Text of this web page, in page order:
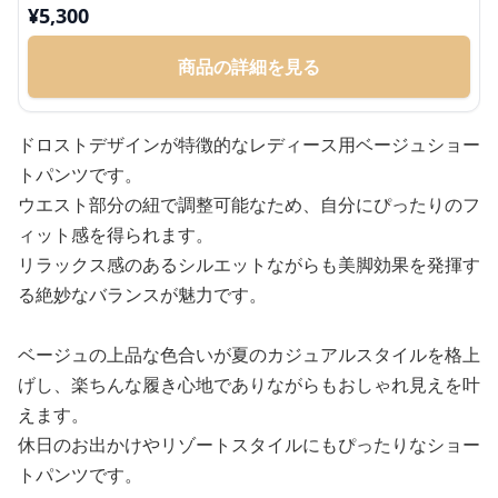
¥5,300
商品の詳細を見る
ドロストデザインが特徴的なレディース用ベージュショー
トパンツです。
ウエスト部分の紐で調整可能なため、自分にぴったりのフ
ィット感を得られます。
リラックス感のあるシルエットながらも美脚効果を発揮す
る絶妙なバランスが魅力です。
ベージュの上品な色合いが夏のカジュアルスタイルを格上
げし、楽ちんな履き心地でありながらもおしゃれ見えを叶
えます。
休日のお出かけやリゾートスタイルにもぴったりなショー
トパンツです。